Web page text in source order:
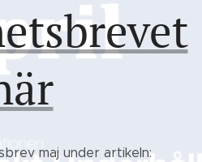
maj under artikeln: